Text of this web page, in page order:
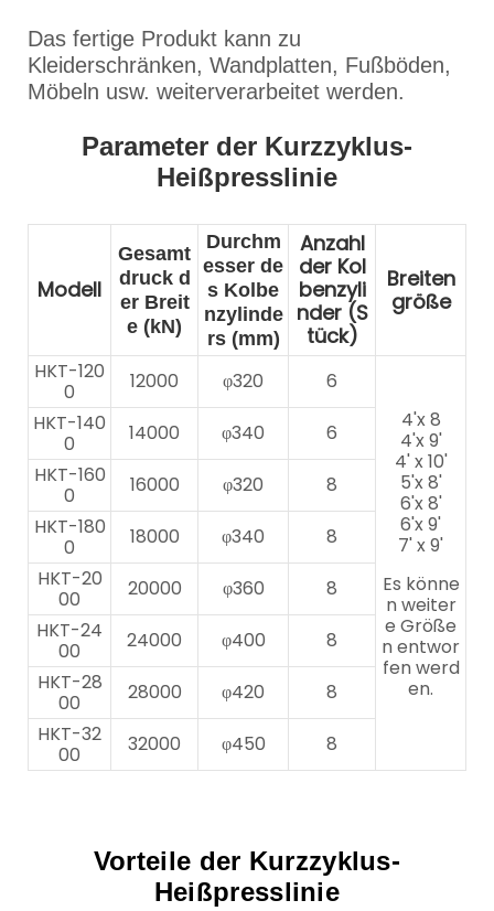
Das fertige Produkt kann zu
Kleiderschränken, Wandplatten, Fußböden,
Möbeln usw. weiterverarbeitet werden.
Parameter der Kurzzyklus-
Heißpresslinie
Modell
Gesamt
druck d
er Breit
e (kN)
Durchm
esser de
s Kolbe
nzylinde
rs (mm)
Anzahl
der Kol
benzyli
nder (S
tück)
Breiten
größe
HKT-120
0
12000 φ320
6
4'x 8
4'x 9'
4' x 10'
5'x 8'
6'x 8'
6'x 9'
7' x 9'
Es könne
n weiter
e Größe
n entwor
fen werd
en.
HKT-140
0
14000 φ340
6
HKT-160
0
16000 φ320
8
HKT-180
0
18000 φ340
8
HKT-20
00
20000 φ360
8
HKT-24
00
24000 φ400
8
HKT-28
00
28000 φ420
8
HKT-32
00
32000 φ450 8
Vorteile der Kurzzyklus-
Heißpresslinie